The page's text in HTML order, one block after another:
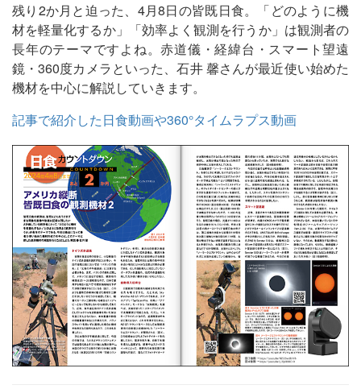
残り2か月と迫った、4月8日の皆既日食。「どのように機
材を軽量化するか」「効率よく観測を行うか」は観測者の
長年のテーマですよね。赤道儀・経緯台・スマート望遠
鏡・360度カメラといった、石井 馨さんが最近使い始めた
機材を中心に解説していきます。
記事で紹介した日食動画や360°タイムラプス動画